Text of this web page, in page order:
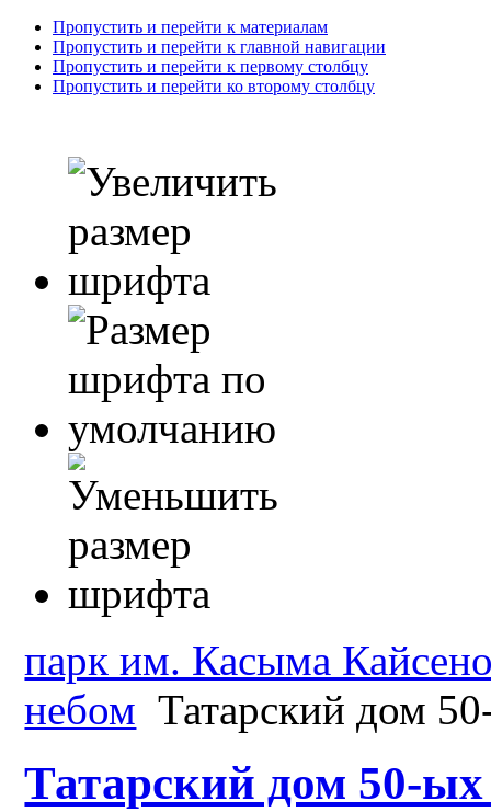
Пропустить и перейти к материалам
Пропустить и перейти к главной навигации
Пропустить и перейти к первому столбцу
Пропустить и перейти ко второму столбцу
парк им. Касыма
небом Татарский дом
Татарский дом 50-